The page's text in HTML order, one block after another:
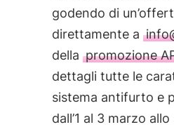
godendo di
direttamente a
della promozione
dettagli tutte le
sistema antifurto e
dall’1 al 3 marzo